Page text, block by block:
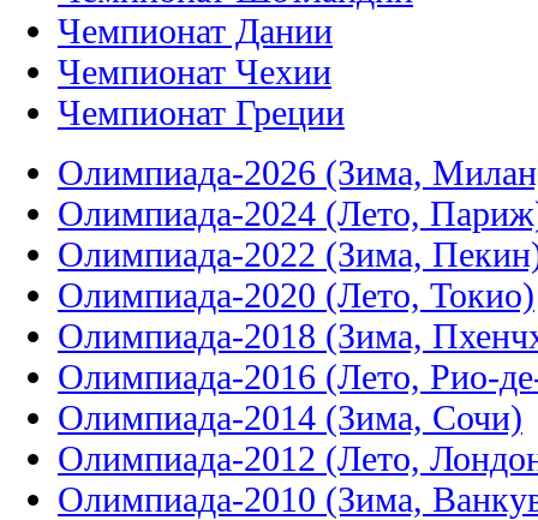
Чемпионат Дании
Чемпионат Чехии
Чемпионат Греции
Олимпиада-2026 (Зима,
Олимпиада-2024 (Лето,
Олимпиада-2022 (Зима,
Олимпиада-2020 (Лето, Токио)
Олимпиада-2018 (Зима,
Олимпиада-2016 (Лето, Рио-
Олимпиада-2014 (Зима, Сочи)
Олимпиада-2012 (Лето,
Олимпиада-2010 (Зима,